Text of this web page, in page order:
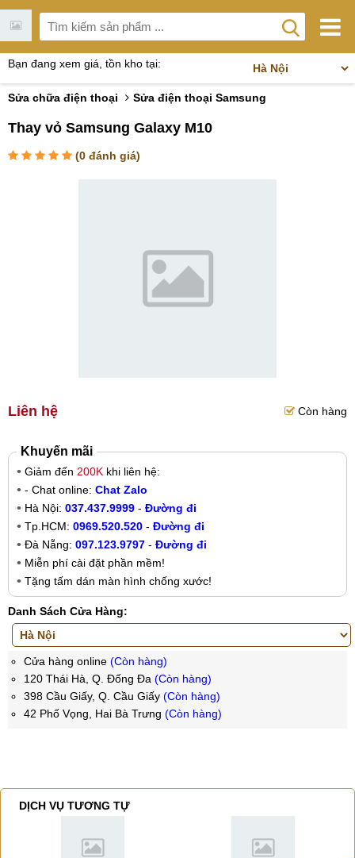
Bạn đang xem giá, tồn kho tại:
Sửa chữa điện thoại Sửa điện thoại Samsung
Thay vỏ Samsung Galaxy M10
(0 đánh giá)
Liên hệ Còn hàng
Khuyến mãi
Giảm đến 200K khi liên hệ:
- Chat online: Chat Zalo
Hà Nội: 037.437.9999 - Đường đi
Tp.HCM: 0969.520.520 - Đường đi
Đà Nẵng: 097.123.9797 - Đường đi
Miễn phí cài đặt phần mềm!
Tặng tấm dán màn hình chống xước!
Danh Sách Cửa Hàng:
Cửa hàng online (Còn hàng)
120 Thái Hà, Q. Đống Đa (Còn hàng)
398 Cầu Giấy, Q. Cầu Giấy (Còn hàng)
42 Phố Vọng, Hai Bà Trưng (Còn hàng)
DỊCH VỤ TƯƠNG TỰ